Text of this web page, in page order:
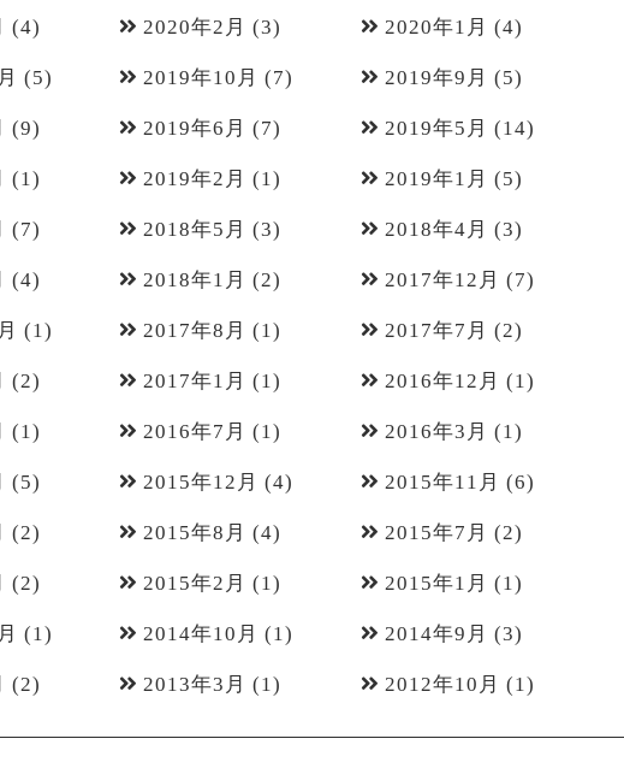
(4) 2020年2月 (3) 2020年1月 (4)
(5) 2019年10月 (7) 2019年9月 (5)
(9) 2019年6月 (7) 2019年5月 (14)
(1) 2019年2月 (1) 2019年1月 (5)
(7) 2018年5月 (3) 2018年4月 (3)
(4) 2018年1月 (2) 2017年12月 (7)
(1) 2017年8月 (1) 2017年7月 (2)
(2) 2017年1月 (1) 2016年12月 (1)
(1) 2016年7月 (1) 2016年3月 (1)
(5) 2015年12月 (4) 2015年11月 (6)
(2) 2015年8月 (4) 2015年7月 (2)
(2) 2015年2月 (1) 2015年1月 (1)
(1) 2014年10月 (1) 2014年9月 (3)
(2) 2013年3月 (1) 2012年10月 (1)